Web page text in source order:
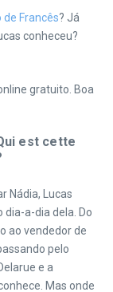
de Francês? Já
conheceu?
gratuito. Boa
est cette
Nádia, Lucas
dia-a-dia dela. Do
ao vendedor de
pelo
e a
Mas onde